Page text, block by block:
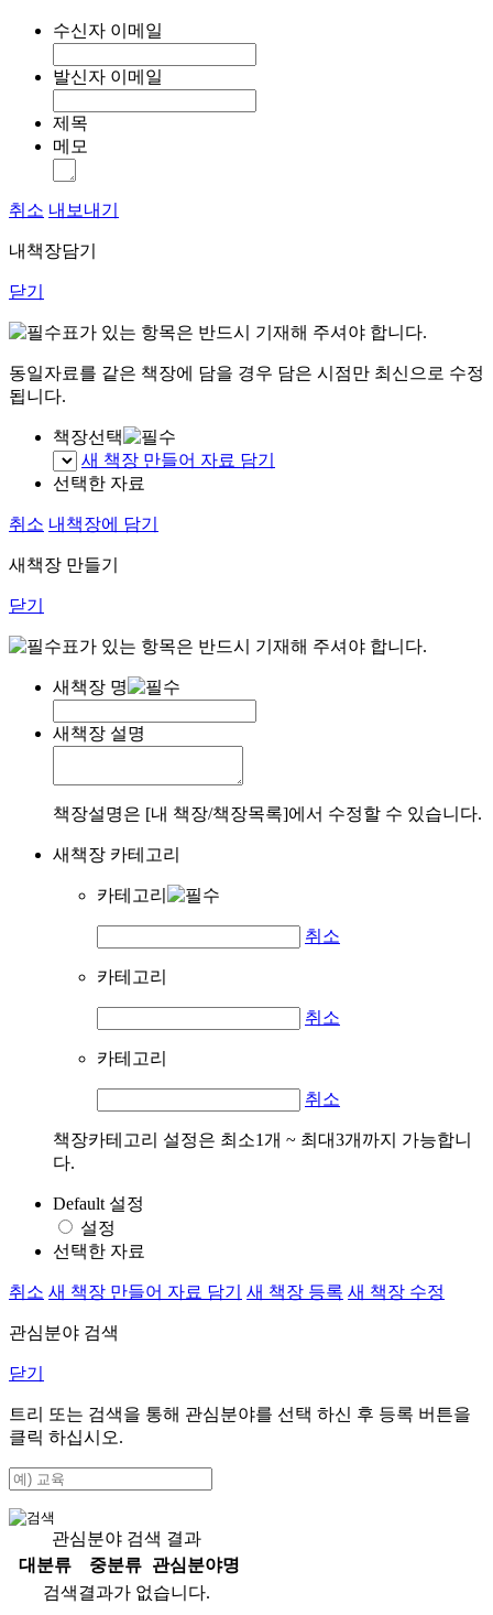
수신자 이메일
발신자 이메일
제목
메모
취소 내보내기
내책장담기
닫기
표가 있는 항목은 반드시 기재해 주셔야 합니다.
동일자료를 같은 책장에 담을 경우 담은 시점만 최신으로 수정
됩니다.
책장선택
새 책장 만들어 자료 담기
선택한 자료
취소 내책장에 담기
새책장 만들기
닫기
표가 있는 항목은 반드시 기재해 주셔야 합니다.
새책장 명
새책장 설명
책장설명은 [내 책장/책장목록]에서 수정할 수 있습니다.
새책장 카테고리
카테고리
취소
카테고리
취소
카테고리
취소
책장카테고리 설정은 최소1개 ~ 최대3개까지 가능합니
다.
Default 설정
설정
선택한 자료
취소 새 책장 만들어 자료 담기 새 책장 등록 새 책장 수정
관심분야 검색
닫기
트리 또는 검색을 통해 관심분야를 선택 하신 후 등록 버튼을
클릭 하십시오.
관심분야 검색 결과
대분류
중분류
관심분야명
검색결과가 없습니다.